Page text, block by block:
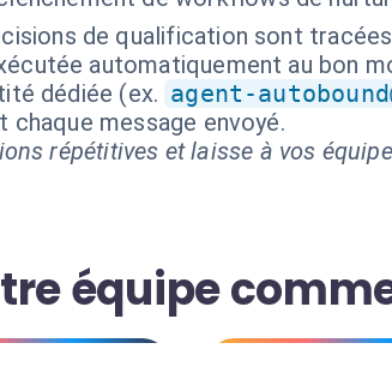
de qualification sont
automatiquement au bon
dédiée (ex. agent-
message envoyé.
répétitives et laisse à vos
équipe